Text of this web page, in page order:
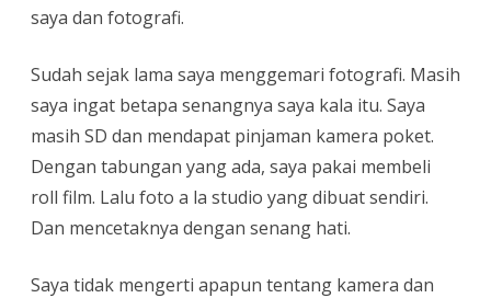
saya dan fotografi.
Sudah sejak lama saya menggemari fotografi. Masih
saya ingat betapa senangnya saya kala itu. Saya
masih SD dan mendapat pinjaman kamera poket.
Dengan tabungan yang ada, saya pakai membeli
roll film. Lalu foto a la studio yang dibuat sendiri.
Dan mencetaknya dengan senang hati.
Saya tidak mengerti apapun tentang kamera dan